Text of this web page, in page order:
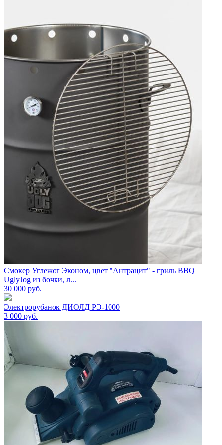
Смокер Углежог Эконом, цвет "Антрацит" - гриль BBQ
UglyJog из бочки, л...
30 000 руб.
Электрорубанок ДИОЛД РЭ-1000
3 000 руб.